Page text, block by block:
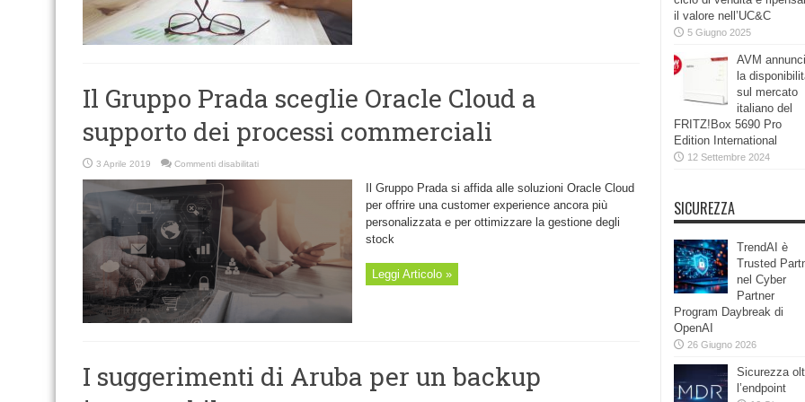
multi-
cloud
Il Gruppo Prada sceglie Oracle Cloud a
supporto dei processi commerciali
3 Aprile 2019 Commenti disabilitatisu
Gruppo
Oracle
Cloud
a
supporto
dei
processi
commerciali
Il Gruppo Prada si affida alle soluzioni Oracle Cloud
per offrire una customer experience ancora più
personalizzata e per ottimizzare la gestione degli
stock
Leggi Articolo »
I suggerimenti di Aruba per un backup
il valore nell’UC&C
5 Giugno 2025
AVM
la
sul mercato
italiano del
FRITZ!Box 5690 Pro
Edition International
12 Settembre 2024
SICUREZZA
TrendAI è
Trusted
nel Cyber
Partner
Program Daybreak di
OpenAI
26 Giugno 2026
Sicurezza
l’endpoint